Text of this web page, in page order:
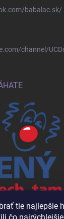
tie najlepšie
babalac.sk/
channel/